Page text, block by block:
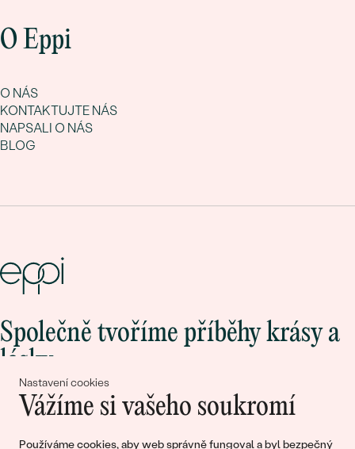
Nastavení cookies
Vážíme si vašeho soukromí
Používáme cookies, aby web správně fungoval a byl bezpečný
O Eppi
O NÁS
KONTAKTUJTE NÁS
NAPSALI O NÁS
BLOG
Společně tvoříme příběhy krásy a
lásky
Připojte se k nám!